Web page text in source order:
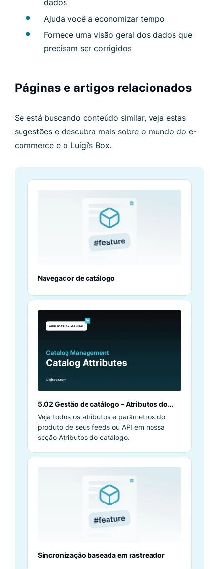
dados
Ajuda você a economizar tempo
Fornece uma visão geral dos dados que
precisam ser corrigidos
Páginas e artigos relacionados
Se está buscando conteúdo similar, veja estas
sugestões e descubra mais sobre o mundo do e-
commerce e o Luigi’s Box.
Navegador de catálogo
5.02 Gestão de catálogo – Atributos do
catálogo
Veja todos os atributos e parâmetros do
produto de seus feeds ou API em nossa
seção Atributos do catálogo.
Sincronização baseada em rastreador